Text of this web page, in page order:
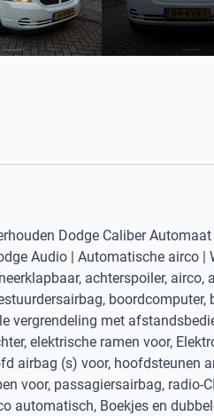
Dodge Caliber
Audio | Automatische airco |
achterspoiler,
vergrendeling met
elektrische ramen voor,
airbag (s) voor, hoofdsteunen
voor, passagiersairbag, radio-
automatisch, Boekjes en